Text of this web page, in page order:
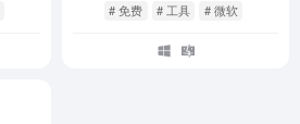
# 免费 # 工具 # 微软